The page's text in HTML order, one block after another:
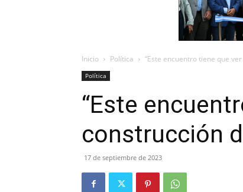
Inicio Política “Este encuentro tiene que
Política
“Este
construcción
17 de septiembre de 2023